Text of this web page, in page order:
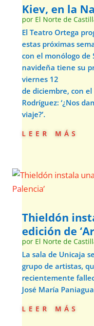
Kiev, en la
por El Norte de
El Teatro Ortega
estas próximas
con el monólogo de
navideña tiene su
viernes 12
de diciembre, con
Rodríguez: ‘¿Nos
viaje?’.
leer más
Thieldón
edición de
por El Norte de
La sala de Unicaja
grupo de artistas,
recientemente
José María Paniagua
leer más